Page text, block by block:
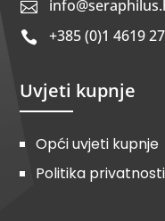

 +385 (0)1 4619
Uvjeti kupnje
Opći uvjeti kupnje
Politika privatnosti